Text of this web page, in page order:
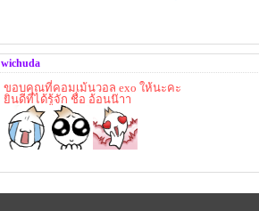
wichuda
ขอบคุณที่คอมเม้นวอล exo ให้นะคะ
ยินดีที่ได้รู้จัก ชื่อ อ้อนน๊าา